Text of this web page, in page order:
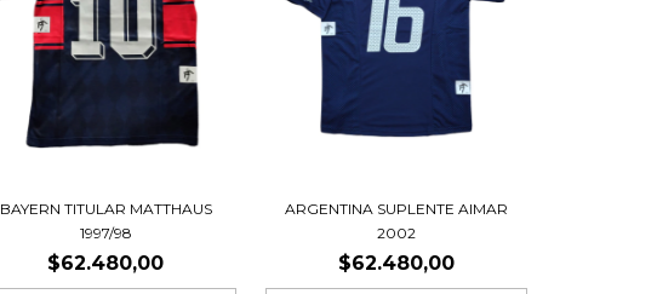
BAYERN TITULAR MATTHAUS
1997/98
$62.480,00
ARGENTINA SUPLENTE AIMAR
2002
$62.480,00